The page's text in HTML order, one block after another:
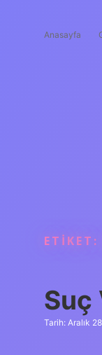
Anasayfa
ETIKET:
Suç
Tarih: Aralık